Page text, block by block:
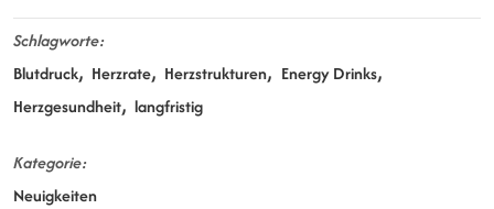
Schlagworte
Blutdruck
Herzrate Herzstrukturen
Energy Drinks
Herzgesundheit langfristig
Kategorie
Neuigkeiten